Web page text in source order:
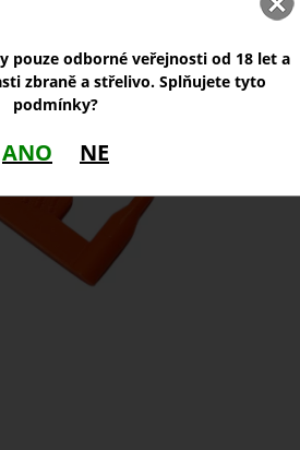
pouze odborné veřejnosti od 18 let a
zbraně a střelivo. Splňujete tyto
podmínky?
ANO NE